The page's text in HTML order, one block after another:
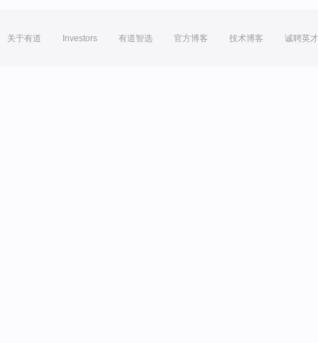
关于有道 Investors 有道智选 官方博客 技术博客 诚聘英才